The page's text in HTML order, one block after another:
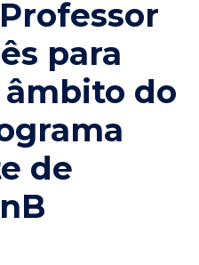
para
do
de